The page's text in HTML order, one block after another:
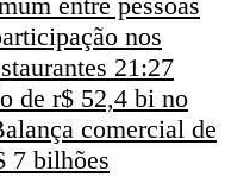
nos
21:27
de r$ 52,4 bi no
comercial de
7 bilhões